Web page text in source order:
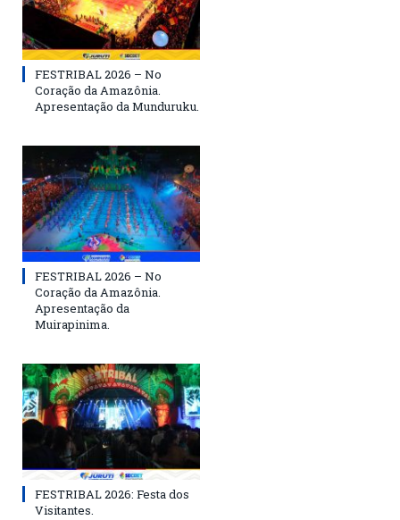
FESTRIBAL 2026 – No
Coração da Amazônia.
Apresentação da Munduruku.
FESTRIBAL 2026 – No
Coração da Amazônia.
Apresentação da
Muirapinima.
FESTRIBAL 2026: Festa dos
Visitantes.